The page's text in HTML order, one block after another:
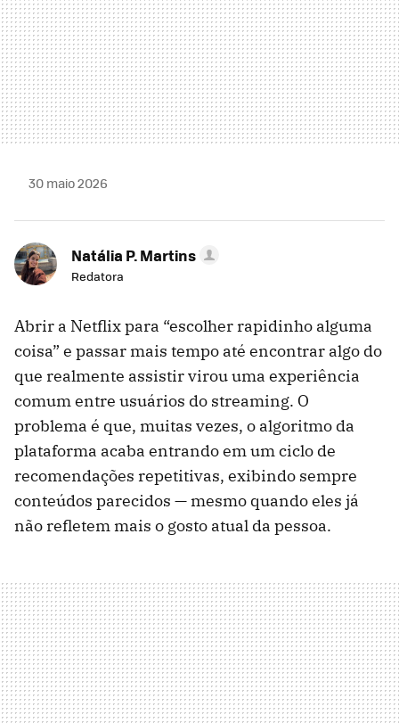
30 maio 2026
Natália P. Martins
Redatora
Abrir a Netflix para “escolher rapidinho alguma
coisa” e passar mais tempo até encontrar algo do
que realmente assistir virou uma experiência
comum entre usuários do streaming. O
problema é que, muitas vezes, o algoritmo da
plataforma acaba entrando em um ciclo de
recomendações repetitivas, exibindo sempre
conteúdos parecidos — mesmo quando eles já
não refletem mais o gosto atual da pessoa.